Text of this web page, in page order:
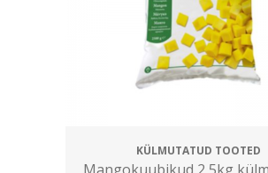
KÜLMUTATUD TOOTED
Mangokuubikud 2,5kg